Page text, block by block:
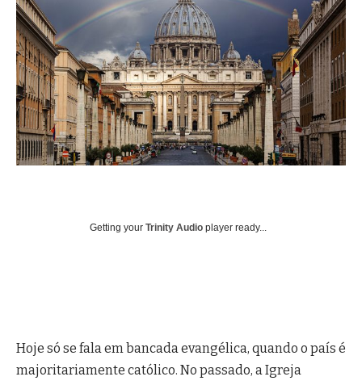
Getting your Trinity Audio player ready...
Hoje só se fala em bancada evangélica, quando o país é
majoritariamente católico. No passado, a Igreja